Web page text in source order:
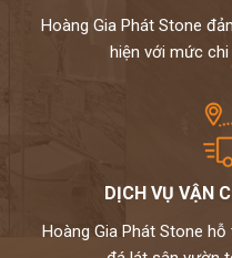
Hoàng Gia Phát Stone
hiện với mức
DỊCH VỤ VẬN
Hoàng Gia Phát Stone